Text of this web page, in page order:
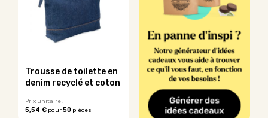
options
peuvent
sur
la
du
produit
options
être
choisies
sur
la
du
produit
Trousse de toilette en
denim recyclé et coton
Prix unitaire :
5,54 € pour50 pièces